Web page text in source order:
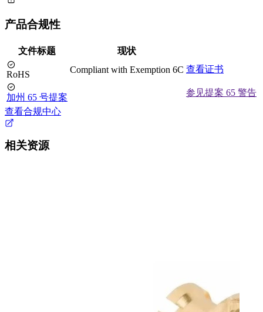
产品合规性
文件标题 现状
RoHS Compliant with Exemption 6C 查看证书
加州 65 号提案
参见提案 65 警告
查看合规中心
相关资源